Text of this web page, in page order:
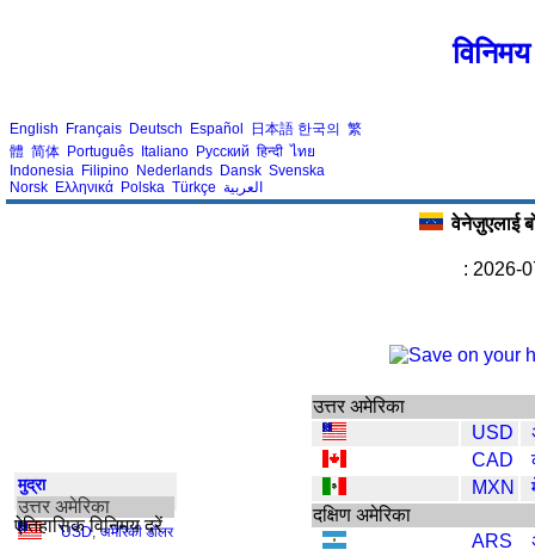
English Français Deutsch Español 日本語 한국의 繁
體 简体 Português Italiano Русский हिन्दी ไทย
Indonesia Filipino Nederlands Dansk Svenska
Norsk Ελληνικά Polska Türkçe العربية
मुद्रा
उत्तर अमेरिका
USD, अमेरिकी डॉलर
ऐतिहासिक विनिमय दरें
वेनेज़ुएलाई
: 2026-
उत्तर अमेरिका
USD
CAD
MXN
दक्षिण अमेरिका
ARS